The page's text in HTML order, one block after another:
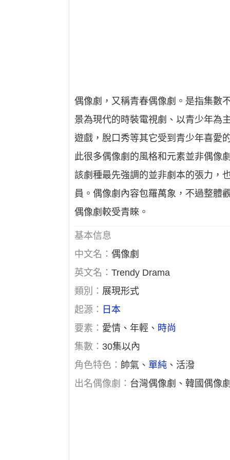
偶像劇，又稱青春偶像劇。是指集數
景為現代的時裝電視劇、以青少年為
遊戲，脫口秀等其它受到青少年喜愛
此很多偶像劇的風格和元素並非偶像
該劇種最先強調的並非劇本的張力，
員。偶像劇內容包羅萬象，不過整體
偶像劇較受青睞。
基本信息
中文名：偶像劇
英文名：Trendy Drama
類別： 展現形式
起源： 日本
要素： 愛情、年輕、 時尚
集數： 30集以內
角色特色： 帥氣、 單純 、活潑
出名偶像劇： 台灣偶像劇、韓國偶像